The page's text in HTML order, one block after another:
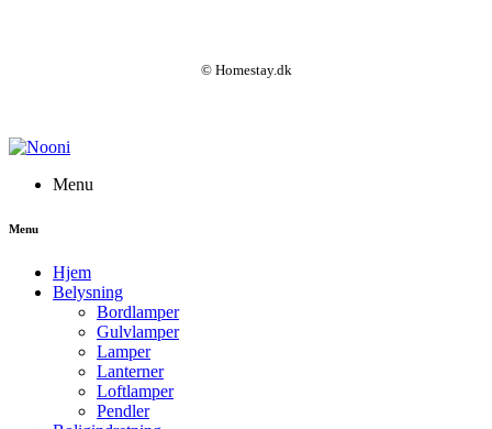
© Homestay.dk
Menu
Menu
Hjem
Belysning
Bordlamper
Gulvlamper
Lamper
Lanterner
Loftlamper
Pendler